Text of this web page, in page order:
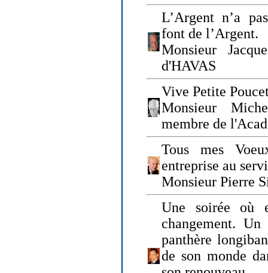
L’Argent n’a
font de l’Argent.
Monsieur
d'HAVAS
Vive Petite
Monsieur
membre de
Tous mes
entreprise au
Monsieur Pierre
Une soirée où
changement.
panthère
de son monde